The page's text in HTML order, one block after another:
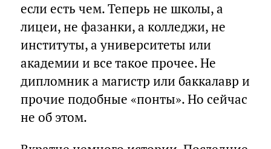
если есть чем. Теперь не школы, а
лицеи, не фазанки, а колледжи, не
институты, а университеты или
академии и все такое прочее. Не
дипломник а магистр или баккалавр и
прочие подобные «понты». Но сейчас
не об этом.